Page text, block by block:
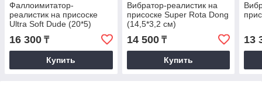
Фаллоимитатор-
реалистик на присоске
Ultra Soft Dude (20*5)
16 300 ₸
Купить
Вибратор-реалистик на
присоске Super Rota Dong
(14,5*3,2 см)
14 500₸
Купить
13